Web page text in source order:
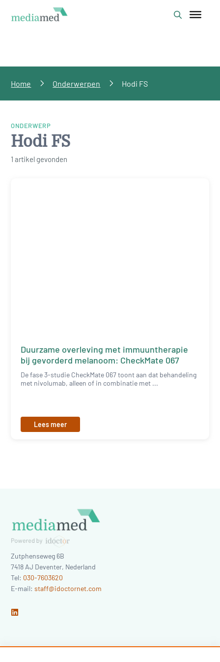
Home Onderwerpen Hodi FS
ONDERWERP
Hodi FS
1 artikel gevonden
Duurzame overleving met immuuntherapie
bij gevorderd melanoom: CheckMate 067
De fase 3-studie CheckMate 067 toont aan dat behandeling
met nivolumab, alleen of in combinatie met ...
Lees meer
Zutphenseweg 6B
7418 AJ Deventer, Nederland
Tel: 030-7603620
E-mail:staff@idoctornet.com